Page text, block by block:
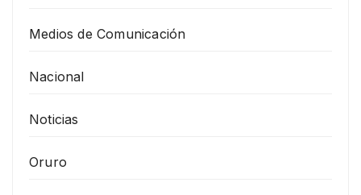
Medios de Comunicación
Nacional
Noticias
Oruro